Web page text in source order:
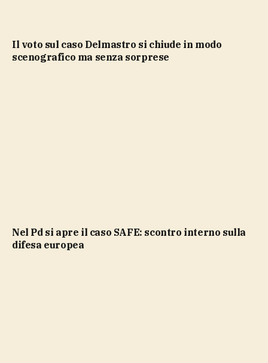
Il voto sul caso Delmastro si chiude in modo
scenografico ma senza sorprese
Nel Pd si apre il caso SAFE: scontro interno sulla
difesa europea